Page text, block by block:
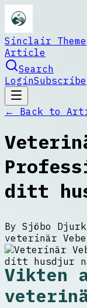
Sinclair Theme
Article
Search
LoginSubscribe
← Back to
ditt
By Sjöbo
veterinär
Vikten